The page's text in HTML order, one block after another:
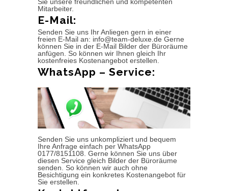
Mitarbeiter.
E-Mail:
Senden Sie uns Ihr Anliegen gern in einer
freien E-Mail an: info@team-deluxe.de Gerne
können Sie in der E-Mail Bilder der Büroräume
anfügen. So können wir Ihnen gleich Ihr
kostenfreies Kostenangebot erstellen.
WhatsApp – Service:
Senden Sie uns unkompliziert und bequem
Ihre Anfrage einfach per WhatsApp
0177/8151108. Gerne können Sie uns über
diesen Service gleich Bilder der Büroräume
senden. So können wir auch ohne
Besichtigung ein konkretes Kostenangebot für
Sie erstellen.